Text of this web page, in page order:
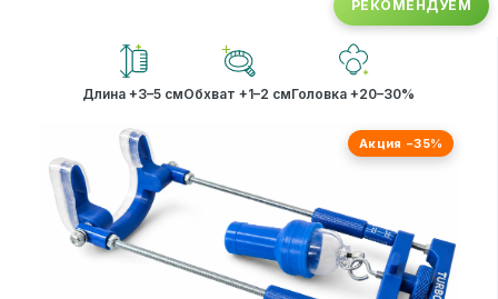
РЕКОМЕНДУЕМ
Длина +3–5 смОбхват +1–2 смГоловка +20–30%
Акция −35%